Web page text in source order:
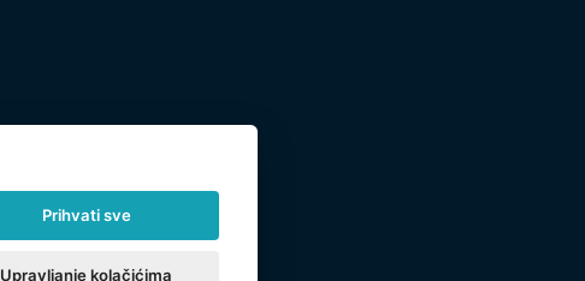
Prihvati sve
Upravljanje kolačićima